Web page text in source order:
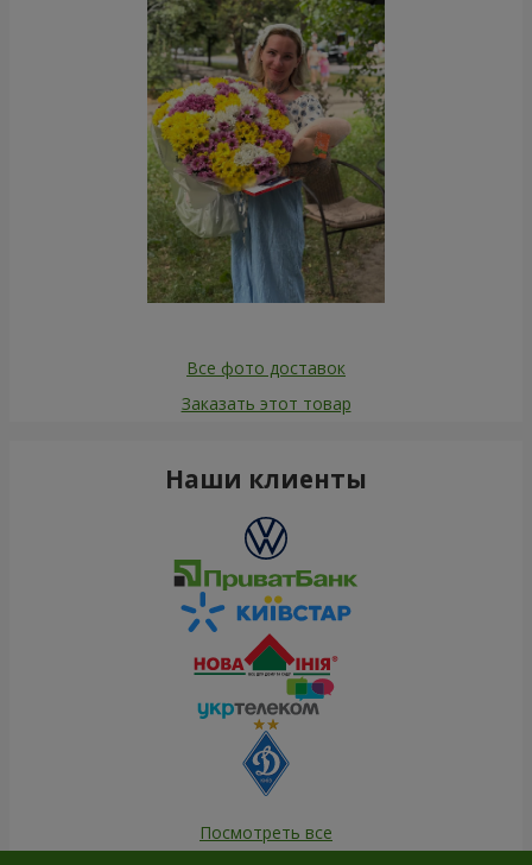
Все фото доставок
Заказать этот товар
Наши клиенты
Посмотреть все